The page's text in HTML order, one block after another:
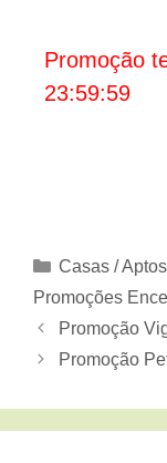
Promoção
23:59:59
Categorias
Casas / Aptos
Promoções
Promoção
Promoção